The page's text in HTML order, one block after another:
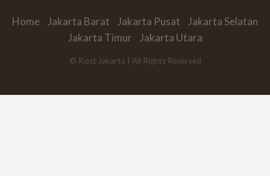
Home Jakarta Barat Jakarta Pusat
Jakarta Selatan
Jakarta Timur
Jakarta Utara
© Kost Jakarta | All Rights Reserved